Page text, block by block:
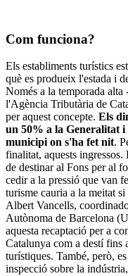
Com funciona?
Els establiments turístics
què es produeix l'estada i
Només a la temporada
l'Agència Tributària de
per aquest concepte. Els
un 50% a la Generalitat
municipi on s'ha fet nit.
finalitat, aquests
de destinar al Fons per al
cedir a la pressió que van
turisme cauria a la meitat
Albert Vancells,
Autònoma de Barcelona
aquesta recaptació per a
Catalunya com a destí fins
turístiques. També, però,
inspecció sobre la